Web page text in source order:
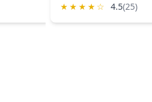
★ ★ ★ ★ ☆ 4.5(25)